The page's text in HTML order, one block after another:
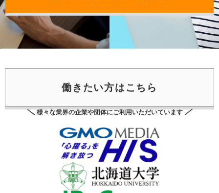
働きたい⽅はこちら
様々な業界の企業や団体にご利用いただいています